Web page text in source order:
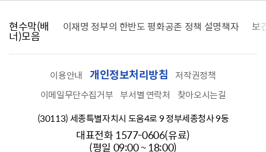
현수막(배
너)모음
찾습니다 이재명 정부의 한반도 평화공존 정책 설명책자 보
이용안내 개인정보처리방침
저작권정책
이메일무단수집거부 부서별 연락처
찾아오시는길
(30113) 세종특별자치시 도움4로 9 정부세종청사 9동
대표전화 1577-0606(유료)
(평일 09:00 ~ 18:00)